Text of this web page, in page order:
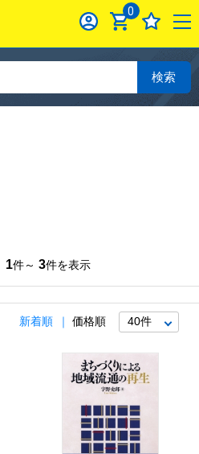
0
検索
1件～ 3件を表示
新着順 価格順